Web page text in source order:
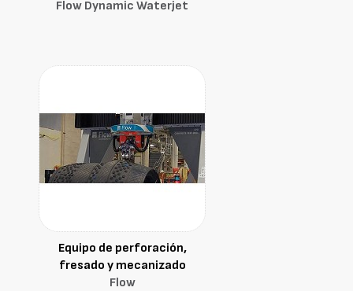
Flow Dynamic Waterjet
Equipo de perforación,
fresado y mecanizado
Flow